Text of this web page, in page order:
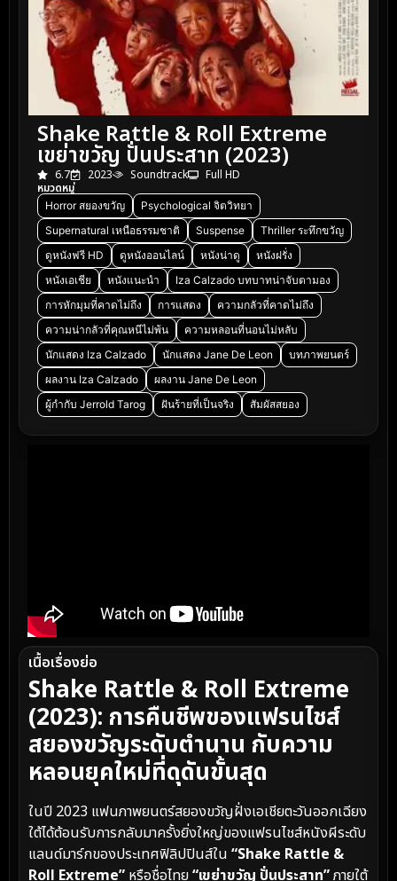
Shake Rattle & Roll Extreme
เขย่าขวัญ ปั่นประสาท (2023)
6.7 2023 Soundtrack
Full HD
หมวดหมู่
Horror สยองขวัญ
Psychological จิตวิทยา
Supernatural เหนือธรรมชาติ
Suspense
Thriller ระทึกขวัญ
ดูหนังฟรี HD
ดูหนังออนไลน์ หนังน่าดู
หนังฝรั่ง
หนังเอเชีย
หนังแนะนำ
Iza Calzado บทบาทน่าจับตามอง
การหักมุมที่คาดไม่ถึง
การแสดง
ความกลัวที่คาดไม่ถึง
ความน่ากลัวที่คุณหนีไม่พ้น
ความหลอนที่นอนไม่หลับ
นักแสดง Iza Calzado
นักแสดง Jane De Leon
บทภาพยนตร์
ผลงาน Iza Calzado
ผลงาน Jane De Leon
ผู้กำกับ Jerrold Tarog
ฝันร้ายที่เป็นจริง สัมผัสสยอง
เนื้อเรื่องย่อ
Shake Rattle & Roll Extreme
(2023): การคืนชีพของแฟรนไชส์
สยองขวัญระดับตำนาน กับความ
หลอนยุคใหม่ที่ดุดันขั้นสุด
ในปี 2023 แฟนภาพยนตร์สยองขวัญฝั่งเอเชียตะวันออกเฉียง
ใต้ได้ต้อนรับการกลับมาครั้งยิ่งใหญ่ของแฟรนไชส์หนังผีระดับ
แลนด์มาร์กของประเทศฟิลิปปินส์ใน “Shake Rattle &
Roll Extreme” หรือชื่อไทย“เขย่าขวัญ ปั่นประสาท”ภายใต้